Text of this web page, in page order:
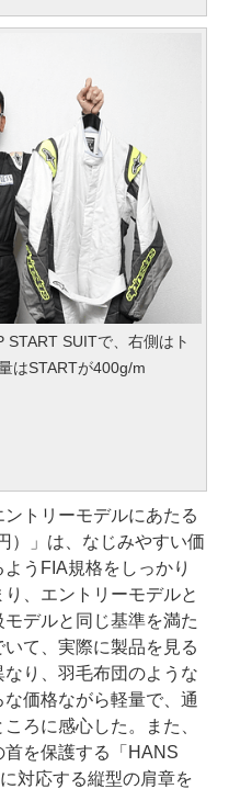
START SUITで、右側はト
はSTARTが400g/m
トリーモデルにあたる
）」は、なじみやすい価
うFIA規格をしっかり
、エントリーモデルと
デルと同じ基準を満た
て、実際に製品を見る
り、羽毛布団のような
価格ながら軽量で、通
ろに感心した。また、
を保護する「HANS
対応する縦型の肩章を